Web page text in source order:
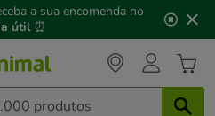
a sua encomenda no
útil ⏰